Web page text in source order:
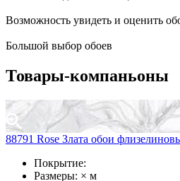
Возможность увидеть и оценить
Большой выбор обоев
Товары-компаньоны
88791 Rose Злата обои
Покрытие:
Размеры: × м